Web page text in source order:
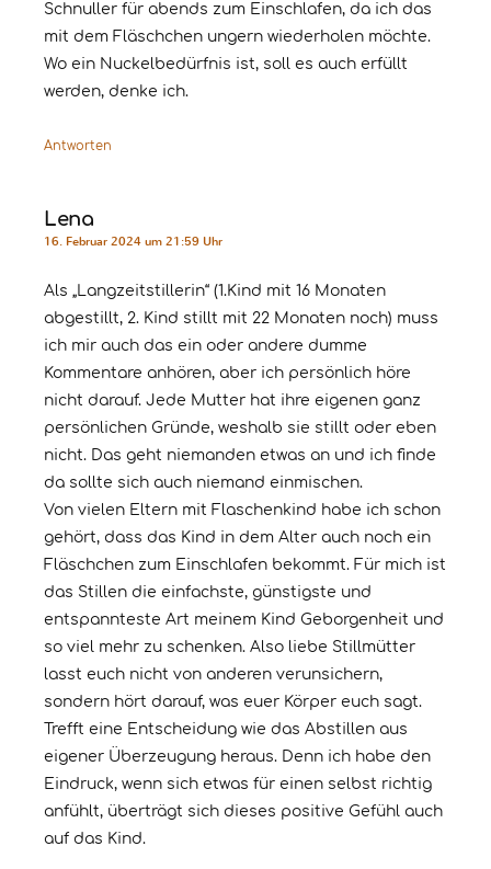
Schnuller für abends zum Einschlafen, da ich das
mit dem Fläschchen ungern wiederholen möchte.
Wo ein Nuckelbedürfnis ist, soll es auch erfüllt
werden, denke ich.
Antworten
Lena
16. Februar 2024 um 21:59 Uhr
Als „Langzeitstillerin“ (1.Kind mit 16 Monaten
abgestillt, 2. Kind stillt mit 22 Monaten noch) muss
ich mir auch das ein oder andere dumme
Kommentare anhören, aber ich persönlich höre
nicht darauf. Jede Mutter hat ihre eigenen ganz
persönlichen Gründe, weshalb sie stillt oder eben
nicht. Das geht niemanden etwas an und ich finde
da sollte sich auch niemand einmischen.
Von vielen Eltern mit Flaschenkind habe ich schon
gehört, dass das Kind in dem Alter auch noch ein
Fläschchen zum Einschlafen bekommt. Für mich ist
das Stillen die einfachste, günstigste und
entspannteste Art meinem Kind Geborgenheit und
so viel mehr zu schenken. Also liebe Stillmütter
lasst euch nicht von anderen verunsichern,
sondern hört darauf, was euer Körper euch sagt.
Trefft eine Entscheidung wie das Abstillen aus
eigener Überzeugung heraus. Denn ich habe den
Eindruck, wenn sich etwas für einen selbst richtig
anfühlt, überträgt sich dieses positive Gefühl auch
auf das Kind.